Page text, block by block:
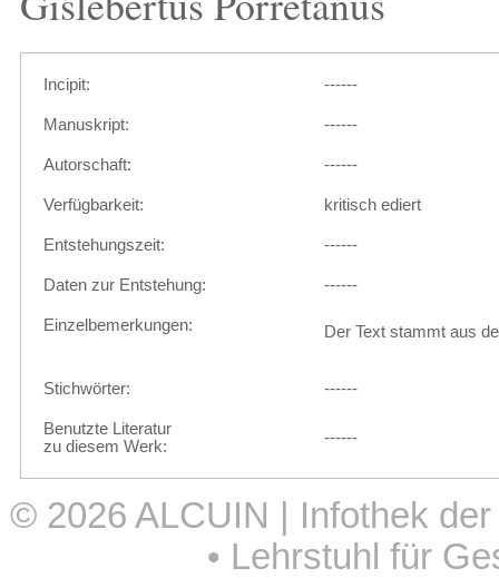
Incipit: ------
Manuskript: ------
Autorschaft: ------
Verfügbarkeit: kritisch ediert
Entstehungszeit: ------
Daten zur Entstehung: ------
Einzelbemerkungen: Der Text stammt aus
Stichwörter: ------
Benutzte Literatur
zu diesem Werk:
------
© 2026 ALCUIN | Infothek
• Lehrstuhl für